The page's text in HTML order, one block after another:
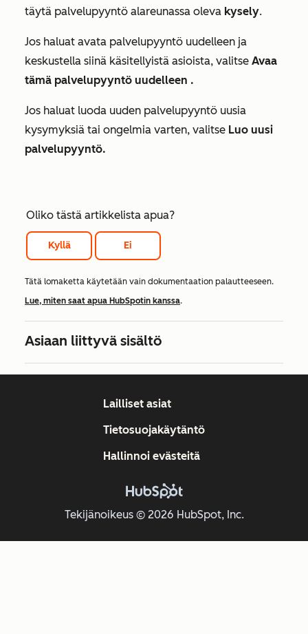
täytä palvelupyyntö alareunassa oleva kysely.
Jos haluat avata palvelupyyntö uudelleen ja
keskustella siinä käsitellyistä asioista, valitse Avaa
tämä palvelupyyntö uudelleen .
Jos haluat luoda uuden palvelupyyntö uusia
kysymyksiä tai ongelmia varten, valitse Luo uusi
palvelupyyntö.
Oliko tästä artikkelista apua?
Kyllä Ei
Tätä lomaketta käytetään vain dokumentaation palautteeseen.
Lue, miten saat apua HubSpotin kanssa.
Asiaan liittyvä sisältö
Tekijänoikeus © 2026 HubSpot, Inc.
Lailliset asiat
Tietosuojakäytäntö
Hallinnoi evästeitä